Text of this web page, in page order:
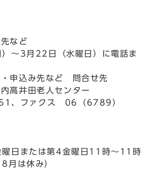
など
～3月22日（水曜日）に電話ま
申込み先など 問合せ先
内高井田老人センター
、ファクス 06（6789）
日または第4金曜日11時～11時
月は休み）